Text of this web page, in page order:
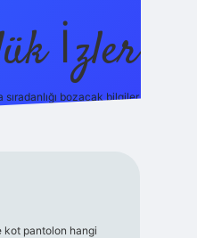
İzler
bozacak bilgiler.
kot pantolon hangi